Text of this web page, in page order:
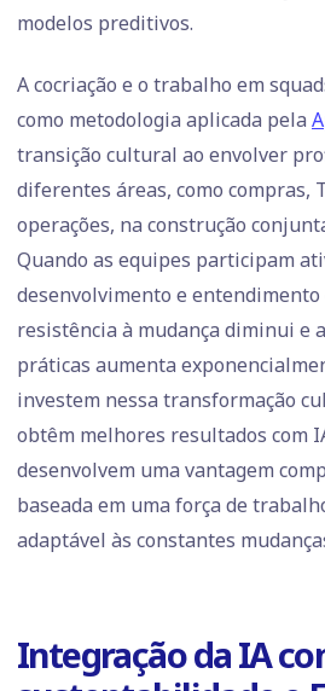
modelos preditivos.
A cocriação e o trabalho em
como metodologia aplicada pela
transição cultural ao envolver
diferentes áreas, como compras,
operações, na construção
Quando as equipes participam
desenvolvimento e
resistência à mudança diminui e
práticas aumenta
investem nessa transformação
obtêm melhores resultados com
desenvolvem uma vantagem
baseada em uma força de
adaptável às constantes
Integração da IA